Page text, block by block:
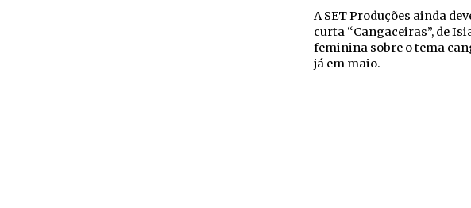
A SET Produções ainda
curta “Cangaceiras”, de
feminina sobre o tema
já em maio.